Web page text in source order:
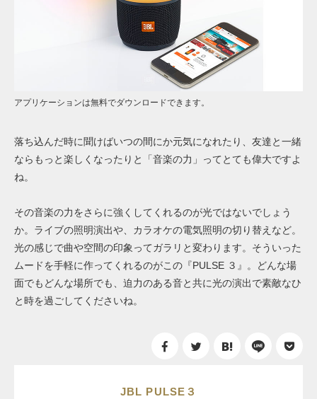
アプリケーションは無料でダウンロードできます。
落ち込んだ時に聞けばいつの間にか元気になれたり、友達と一緒
ならもっと楽しくなったりと「音楽の力」ってとても偉大ですよ
ね。
その音楽の力をさらに強くしてくれるのが光ではないでしょう
か。ライブの照明演出や、カラオケの電気照明の切り替えなど。
光の感じで曲や空間の印象ってガラリと変わります。そういった
ムードを手軽に作ってくれるのがこの『PULSE ３』。どんな場
面でもどんな場所でも、迫力のある音と共に光の演出で素敵なひ
と時を過ごしてくださいね。
JBL PULSE３